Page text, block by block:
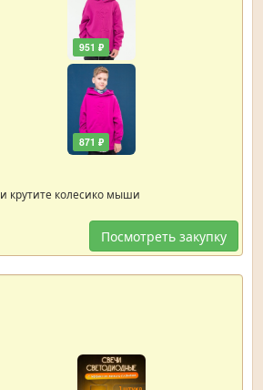
951 ₽
871 ₽
и крутите колесико мыши
Посмотреть закупку